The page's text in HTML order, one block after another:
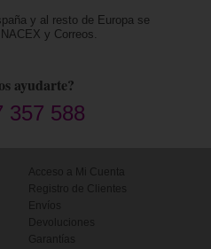
y al resto de Europa se
y Correos.
ayudarte?
357 588
Acceso a Mi Cuenta
Registro de Clientes
Envíos
Devoluciones
Garantías